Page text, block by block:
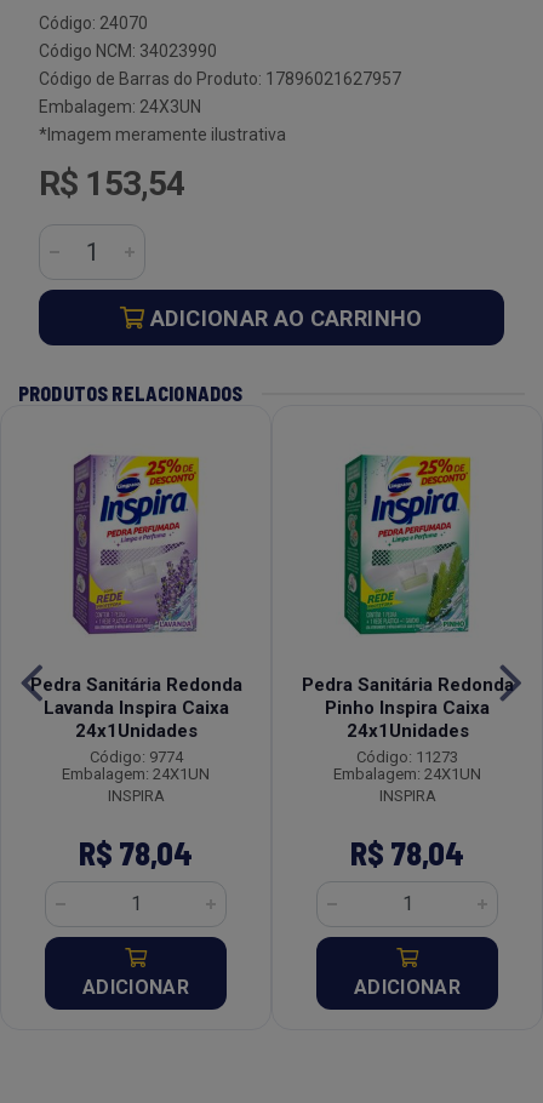
Código: 24070
Código NCM: 34023990
Código de Barras do Produto: 17896021627957
Embalagem: 24X3UN
*Imagem meramente ilustrativa
R$ 153,54
ADICIONAR AO CARRINHO
PRODUTOS RELACIONADOS
Pedra Sanitária Redonda
Lavanda Inspira Caixa
24x1Unidades
Código: 9774
Embalagem: 24X1UN
INSPIRA
R$ 78,04
ADICIONAR
Pedra Sanitária Redonda
Pinho Inspira Caixa
24x1Unidades
Código: 11273
Embalagem: 24X1UN
INSPIRA
R$ 78,04
ADICIONAR